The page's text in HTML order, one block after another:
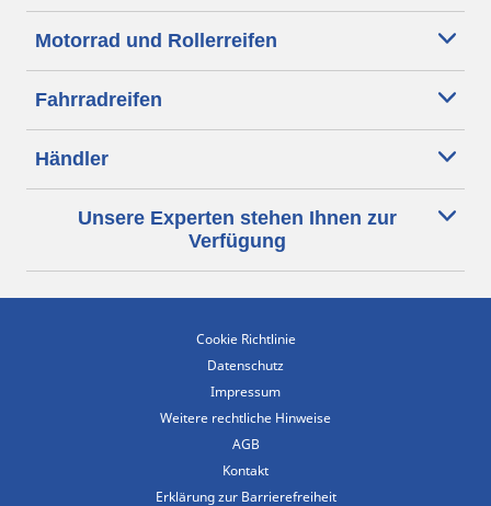
Motorrad und Rollerreifen
Fahrradreifen
Händler
Unsere Experten stehen Ihnen zur
Verfügung
Cookie Richtlinie
Datenschutz
Impressum
Weitere rechtliche Hinweise
AGB
Kontakt
Erklärung zur Barrierefreiheit